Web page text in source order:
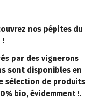
nos pépites du
!
par des vignerons
sont disponibles en
sélection de produits
bio, évidemment !.